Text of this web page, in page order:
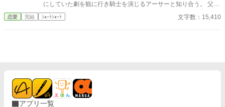
にしていた劇を観に行き騎士を演じるアーサーと知り合う。 父か
ら条件付きで婚約者との婚約解消の許可をもらったリディアはせ
っせと劇を観にいってアーサーと仲良くなる。 しかし、婚約者が
恋愛 完結 ｼｮｰﾄｼｮｰﾄ 文字数：15,410
アプリ一覧